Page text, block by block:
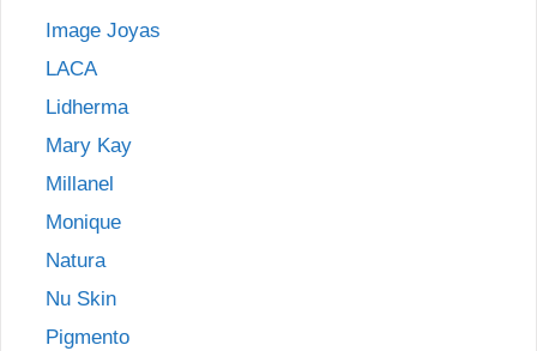
Image Joyas
LACA
Lidherma
Mary Kay
Millanel
Monique
Natura
Nu Skin
Pigmento